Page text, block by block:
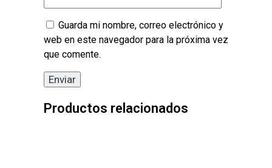
Guarda mi nombre, correo electrónico y
web en este navegador para la próxima vez
que comente.
Productos relacionados